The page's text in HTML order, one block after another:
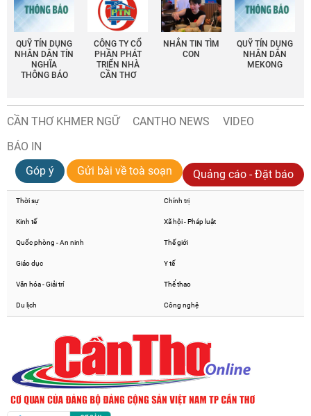
QUỸ TÍN DỤNG
NHÂN DÂN TÍN
NGHĨA
THÔNG BÁO
CÔNG TY CỔ
PHẦN PHÁT
TRIỂN NHÀ
CẦN THƠ
NHẮN TIN TÌM
CON
QUỸ TÍN DỤNG
NHÂN DÂN
MEKONG
CẦN THƠ KHMER NGỮ CANTHO NEWS
VIDEO
BÁO IN
Góp ý
Gửi bài về toà soạn Quảng cáo - Đặt báo
Thời sự Chính trị
Kinh tế Xã hội - Pháp luật
Quốc phòng - An ninh Thế giới
Giáo dục Y tế
Văn hóa - Giải trí Thể thao
Du lịch Công nghệ